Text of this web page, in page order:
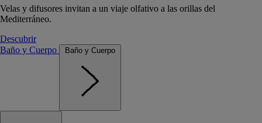
Velas y difusores invitan a un viaje olfativo a las orillas del
Mediterráneo.
Descubrir
Baño y Cuerpo
Baño y Cuerpo